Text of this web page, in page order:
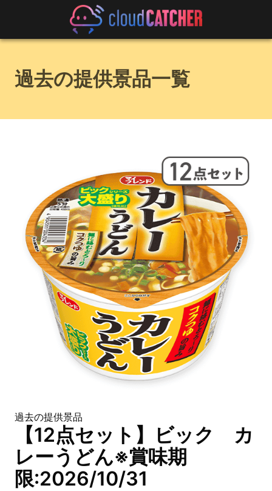
過去の提供景品一覧
過去の提供景品
【12点セット】ビック カ
レーうどん※賞味期
限:2026/10/31